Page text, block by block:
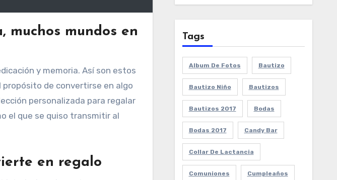
muchos mundos en
y memoria. Así son estos
propósito de convertirse en algo
personalizada para regalar
el que se quiso transmitir al
en regalo
Tags
Album De Fotos Bautizo
Bautizo Niño Bautizos
Bautizos 2017 Bodas
Bodas 2017 Candy Bar
Collar De Lactancia
Comuniones Cumpleaños